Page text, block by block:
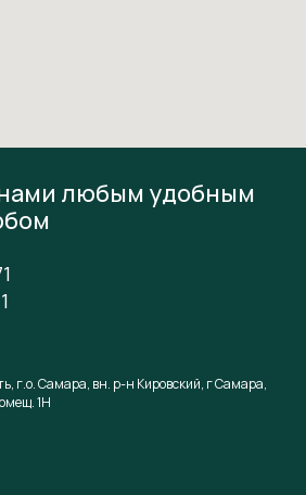
любым удобным
г.о. Самара, вн. р-н Кировский, г Самара,
1Н